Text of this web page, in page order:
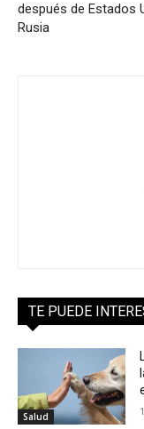
después de Estados
Rusia
TE PUEDE
Salud